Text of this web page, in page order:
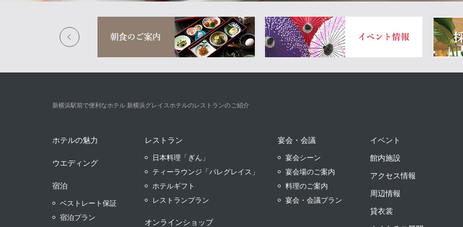
Next
新横浜駅前で便利なホテル 新横浜グレイスホテルのレストランのご紹介
ホテルの魅力
ウエディング
宿泊
ベストレート保証
宿泊プラン
レストラン
日本料理「ぎん」
ティーラウンジ「パレグレイス」
ホテルギフト
レストランプラン
オンラインショップ
宴会・会議
宴会シーン
宴会場のご案内
料理のご案内
宴会・会議プラン
イベント
館内施設
アクセス情報
周辺情報
貸衣裳